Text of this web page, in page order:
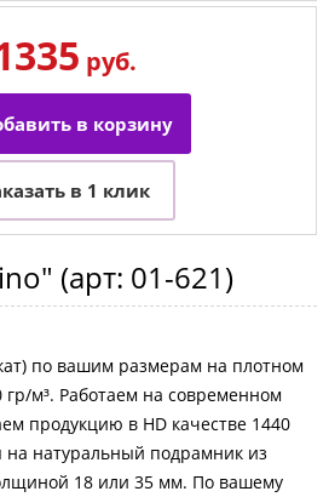
руб.
(арт: 01-621)
по вашим размерам на плотном
гр/м³. Работаем на современном
продукцию в HD качестве 1440
на натуральный подрамник из
18 или 35 мм. По вашему